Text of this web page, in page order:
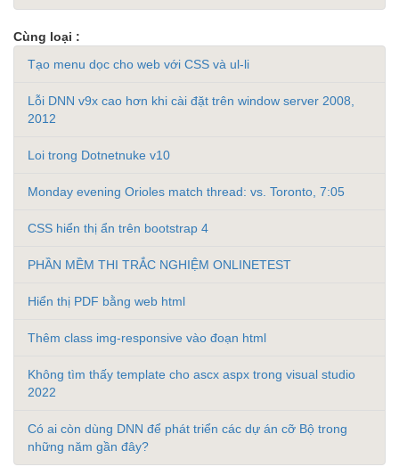
Cùng loại :
Tạo menu dọc cho web với CSS và ul-li
Lỗi DNN v9x cao hơn khi cài đặt trên window server 2008,
2012
Loi trong Dotnetnuke v10
Monday evening Orioles match thread: vs. Toronto, 7:05
CSS hiển thị ẩn trên bootstrap 4
PHẦN MỀM THI TRẮC NGHIỆM ONLINETEST
Hiển thị PDF bằng web html
Thêm class img-responsive vào đoạn html
Không tìm thấy template cho ascx aspx trong visual studio
2022
Có ai còn dùng DNN để phát triển các dự án cỡ Bộ trong
những năm gần đây?